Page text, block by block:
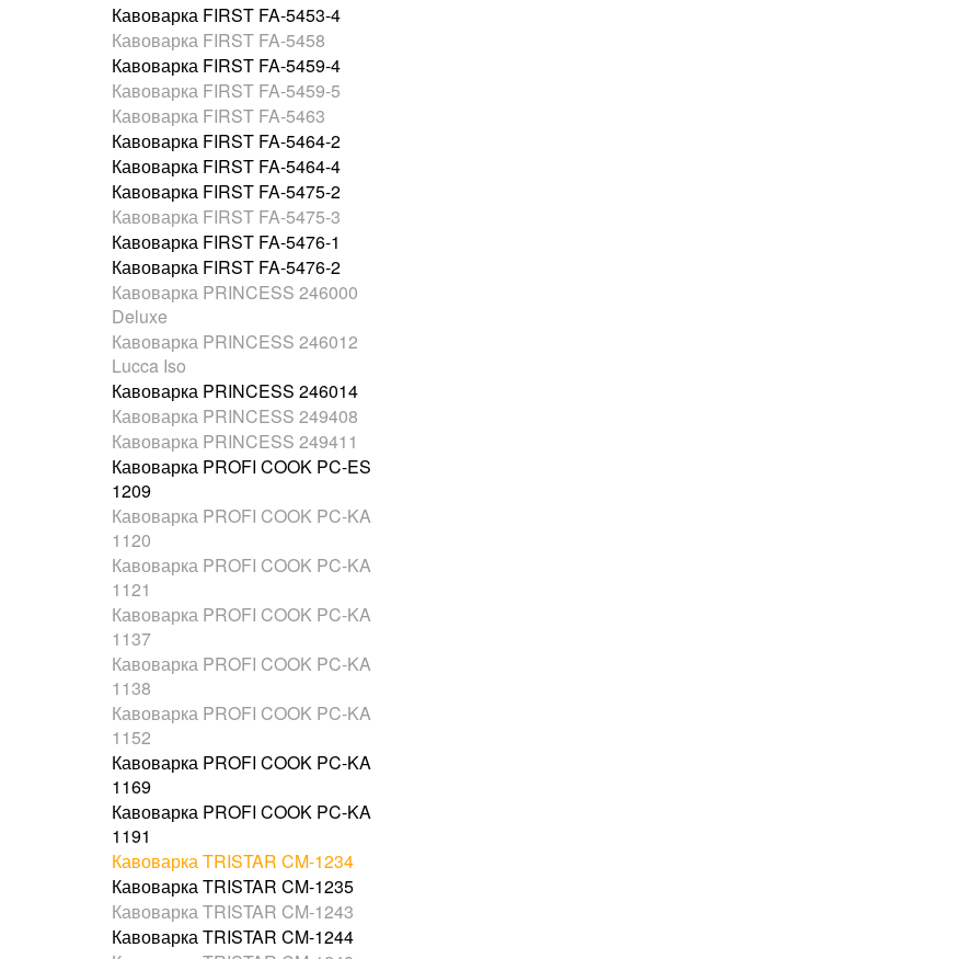
Кавоварка FIRST FA-5453-4
Кавоварка FIRST FA-5458
Кавоварка FIRST FA-5459-4
Кавоварка FIRST FA-5459-5
Кавоварка FIRST FA-5463
Кавоварка FIRST FA-5464-2
Кавоварка FIRST FA-5464-4
Кавоварка FIRST FA-5475-2
Кавоварка FIRST FA-5475-3
Кавоварка FIRST FA-5476-1
Кавоварка FIRST FA-5476-2
Кавоварка PRINCESS 246000
Deluxe
Кавоварка PRINCESS 246012
Lucca Iso
Кавоварка PRINCESS 246014
Кавоварка PRINCESS 249408
Кавоварка PRINCESS 249411
Кавоварка PROFI COOK PC-ES
1209
Кавоварка PROFI COOK PC-KA
1120
Кавоварка PROFI COOK PC-KA
1121
Кавоварка PROFI COOK PC-KA
1137
Кавоварка PROFI COOK PC-KA
1138
Кавоварка PROFI COOK PC-KA
1152
Кавоварка PROFI COOK PC-KA
1169
Кавоварка PROFI COOK PC-KA
1191
Кавоварка TRISTAR CM-1234
Кавоварка TRISTAR CM-1235
Кавоварка TRISTAR CM-1243
Кавоварка TRISTAR CM-1244